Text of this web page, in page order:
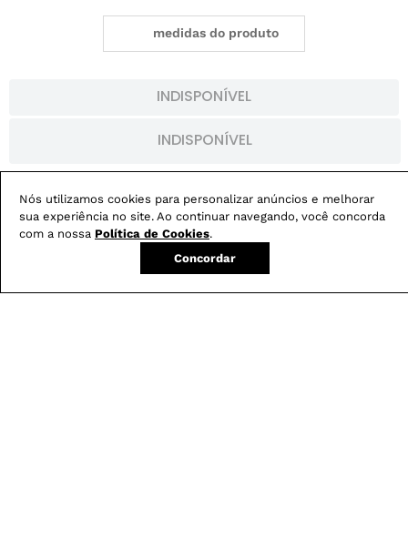
Nós utilizamos cookies para personalizar anúncios e melhorar
sua experiência no site. Ao continuar navegando, você concorda
com a nossa Política de Cookies.
Concordar
medidas do produto
INDISPONÍVEL
DESCRIÇÃO
CUIDADOS COM A PEÇA
INDISPONÍVEL